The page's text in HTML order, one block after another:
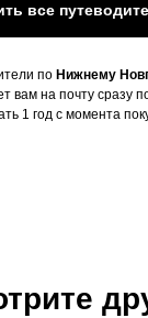
все
по Нижнему
вам на почту сразу
1 год с момента